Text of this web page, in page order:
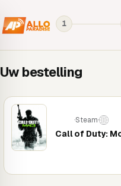
1
Uw bestelling
·Steam·
Call of Duty: